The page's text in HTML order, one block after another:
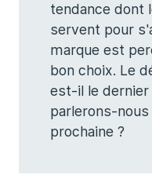
tendance dont
servent pour
marque est
bon choix. Le
est-il le
parlerons-
prochaine ?